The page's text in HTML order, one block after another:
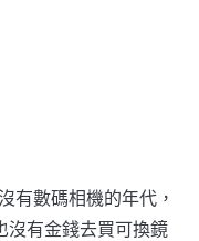
有數碼相機的年代，
沒有金錢去買可換鏡